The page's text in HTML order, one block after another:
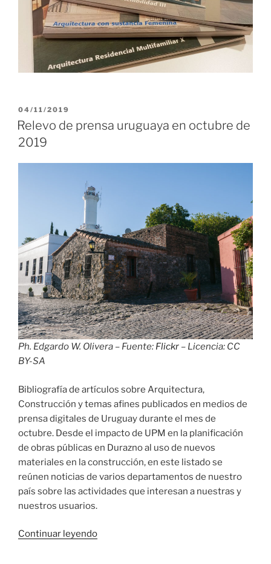
PUBLICADO
EL
04/11/2019
Relevo de prensa uruguaya en octubre de
2019
Ph. Edgardo W. Olivera – Fuente: Flickr – Licencia: CC
BY-SA
Bibliografía de artículos sobre Arquitectura,
Construcción y temas afines publicados en medios de
prensa digitales de Uruguay durante el mes de
octubre. Desde el impacto de UPM en la planificación
de obras públicas en Durazno al uso de nuevos
materiales en la construcción, en este listado se
reúnen noticias de varios departamentos de nuestro
país sobre las actividades que interesan a nuestras y
nuestros usuarios.
Continuar leyendo«Relevo